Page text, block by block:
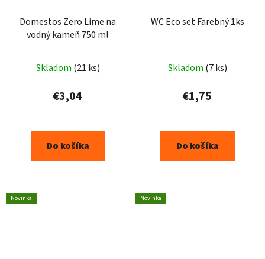
Domestos Zero Lime na
vodný kameň 750 ml
Skladom (21 ks)
€3,04
Do košíka
WC Eco set Farebný 1ks
Skladom (7 ks)
€1,75
Do košíka
Novinka Novinka